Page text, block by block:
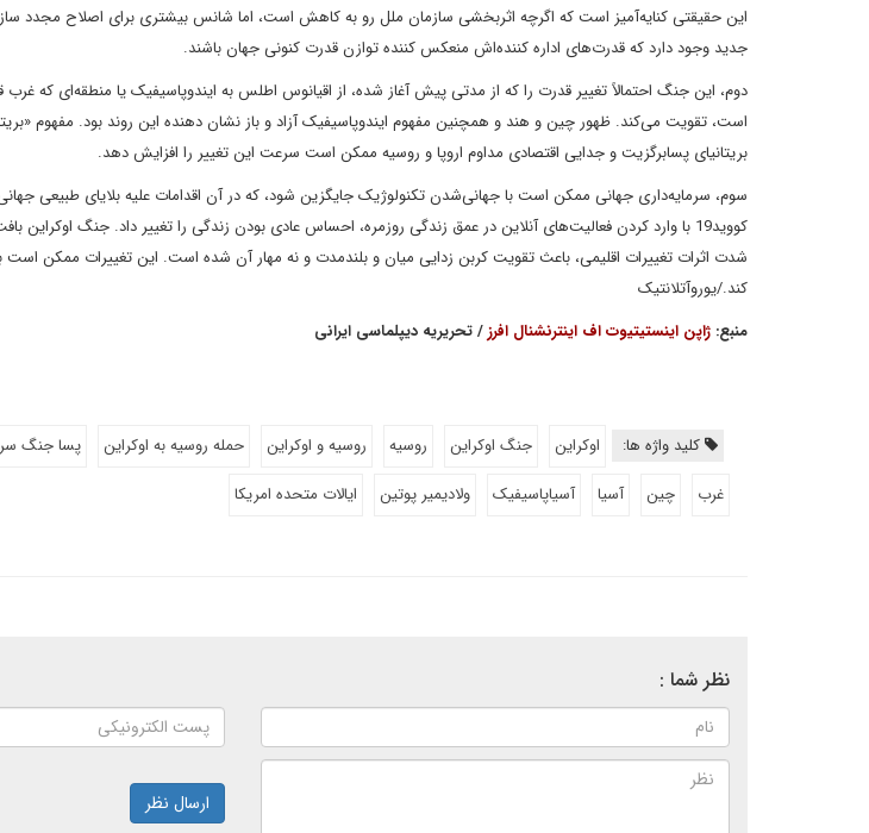
این حقیقتی کنایه‌آمیز است که اگرچه اثربخشی سازمان ملل رو به کاهش است، اما شانس بیشتری برای اصلاح مجدد
جدید وجود دارد که قدرت‌های اداره کننده‌اش منعکس کننده توازن قدرت کنونی جهان باشند.
دوم، این جنگ احتمالاً تغییر قدرت را که از مدتی پیش آغاز شده، از اقیانوس اطلس به ایندوپاسیفیک یا منطقه‌ای که غرب
است، تقویت می‌کند. ظهور چین و هند و همچنین مفهوم ایندوپاسیفیک آزاد و باز نشان دهنده این روند بود. مفهوم
بریتانیای پسابرگزیت و جدایی اقتصادی مداوم اروپا و روسیه ممکن است سرعت این تغییر را افزایش دهد.
سوم، سرمایه‌داری جهانی ممکن است با جهانی‌شدن تکنولوژیک جایگزین شود، که در آن اقدامات علیه بلایای طبیعی
کووید19 با وارد کردن فعالیت‌های آنلاین در عمق زندگی روزمره، احساس عادی بودن زندگی را تغییر داد. جنگ اوکراین
شدت اثرات تغییرات اقلیمی، باعث تقویت کربن زدایی میان و بلندمدت و نه مهار آن شده است. این تغییرات ممکن
کند./یوروآتلانتیک
منبع: ژاپن اینستیتیوت اف اینترنشنال افرز/ تحریریه دیپلماسی ایرانی
کلید واژه ها: اوکراین جنگ اوکراین روسیه روسیه و اوکراین حمله روسیه به اوکراین پسا جنگ
غرب
چین آسیا آسیاپاسیفیک ولادیمیر پوتین ایالات متحده امریکا
نظر شما :
ارسال نظر